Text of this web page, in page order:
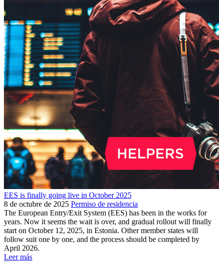
EES is finally going live in October 2025
8 de octubre de 2025 Permiso de residencia
The European Entry/Exit System (EES) has been in the works for
years. Now it seems the wait is over, and gradual rollout will finally
start on October 12, 2025, in Estonia. Other member states will
follow suit one by one, and the process should be completed by
April 2026.
Leer más